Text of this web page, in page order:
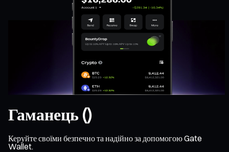
Гаманець ()
Керуйте своїми безпечно та надійно за допомогою Gate
Wallet.